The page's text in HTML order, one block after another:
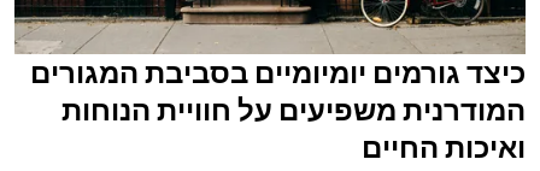
כיצד גורמים יומיומיים בסביבת המגורים
המודרנית משפיעים על חוויית הנוחות
ואיכות החיים